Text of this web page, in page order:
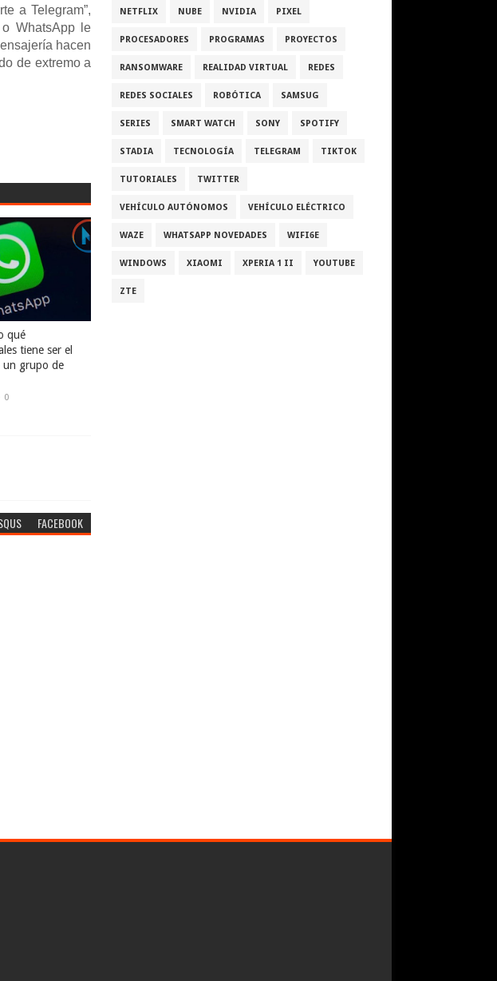
a Telegram”,
WhatsApp le
hacen
de extremo a
qué
tiene ser el
un grupo de
0
FACEBOOK
NETFLIX NUBE NVIDIA PIXEL
PROCESADORES PROGRAMAS PROYECTOS
RANSOMWARE REALIDAD VIRTUAL REDES
REDES SOCIALES ROBÓTICA SAMSUG
SERIES SMART WATCH SONY SPOTIFY
STADIA TECNOLOGÍA TELEGRAM TIKTOK
TUTORIALES TWITTER
VEHÍCULO AUTÓNOMOS VEHÍCULO ELÉCTRICO
WAZE WHATSAPP NOVEDADES WIFI6E
WINDOWS XIAOMI XPERIA 1 II YOUTUBE
ZTE